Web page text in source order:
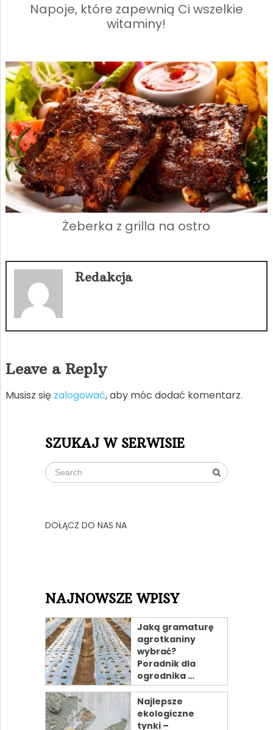
Napoje, które zapewnią Ci wszelkie
witaminy!
Żeberka z grilla na ostro
Redakcja
Leave a Reply
Musisz się zalogować, aby móc dodać komentarz.
SZUKAJ W SERWISIE
DOŁĄCZ DO NAS NA
NAJNOWSZE WPISY
Jaką gramaturę
agrotkaniny
wybrać?
Poradnik dla
ogrodnika …
Najlepsze
ekologiczne
tynki –